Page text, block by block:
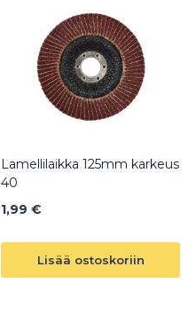
Lamellilaikka 125mm karkeus
40
1,99 €
Lisää ostoskoriin